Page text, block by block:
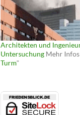
Architekten und
Untersuchung Mehr
Turm"